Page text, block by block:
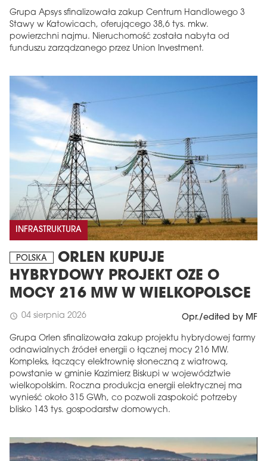
Grupa Apsys sfinalizowała zakup Centrum Handlowego 3
Stawy w Katowicach, oferującego 38,6 tys. mkw.
powierzchni najmu. Nieruchomość została nabyta od
funduszu zarządzanego przez Union Investment.
INFRASTRUKTURA
POLSKA
ORLEN KUPUJE
HYBRYDOWY PROJEKT OZE O
MOCY 216 MW W WIELKOPOLSCE
schedule 04 sierpnia 2026 Opr./edited by MF
Grupa Orlen sfinalizowała zakup projektu hybrydowej farmy
odnawialnych źródeł energii o łącznej mocy 216 MW.
Kompleks, łączący elektrownię słoneczną z wiatrową,
powstanie w gminie Kazimierz Biskupi w województwie
wielkopolskim. Roczna produkcja energii elektrycznej ma
wynieść około 315 GWh, co pozwoli zaspokoić potrzeby
blisko 143 tys. gospodarstw domowych.